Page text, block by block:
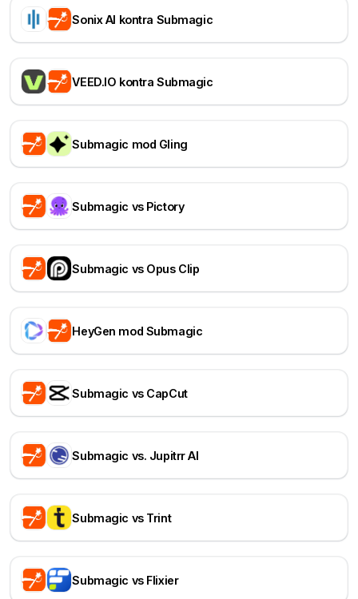
Sonix AI kontra Submagic
VEED.IO kontra Submagic
Submagic mod Gling
Submagic vs Pictory
Submagic vs Opus Clip
HeyGen mod Submagic
Submagic vs CapCut
Submagic vs. Jupitrr AI
Submagic vs Trint
Submagic vs Flixier